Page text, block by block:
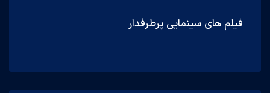
فیلم های سینمایی پرطرفدار